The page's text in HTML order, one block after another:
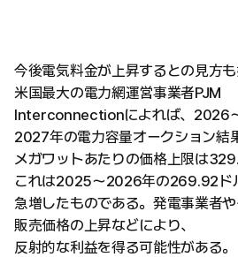
今後電気料金が上昇するとの見方も
米国最大の電力網運営事業者PJM
Interconnectionによれば、2026
2027年の電力容量オークション結
メガワットあたりの価格上限は
これは2025〜2026年の269.92ド
急増したものである。発電事業者や
販売価格の上昇などにより、
反射的な利益を得る可能性がある。